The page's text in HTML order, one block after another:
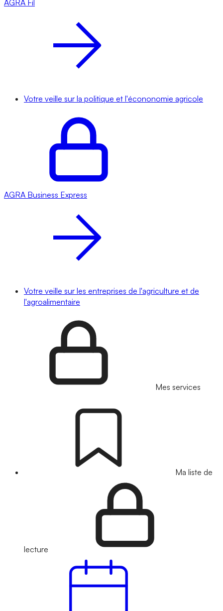
AGRA Fil
Votre veille sur la politique et l'écononomie agricole
AGRA Business Express
Votre veille sur les entreprises de l'agriculture et de
l'agroalimentaire
Mes services
Ma liste de
lecture